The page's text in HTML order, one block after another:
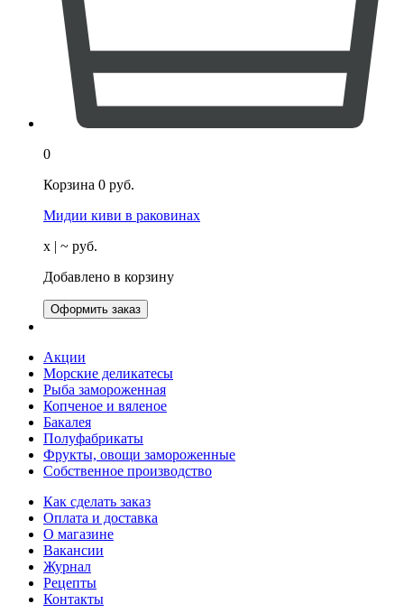
0
Корзина 0 руб.
Мидии киви в раковинах
х | ~ руб.
Добавлено в корзину
Оформить заказ
Акции
Морские деликатесы
Рыба замороженная
Копченое и вяленое
Бакалея
Полуфабрикаты
Фрукты, овощи замороженные
Собственное производство
Как сделать заказ
Оплата и доставка
О магазине
Вакансии
Журнал
Рецепты
Контакты